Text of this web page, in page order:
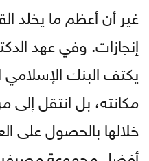
غير أن أعظم ما يخلد
إنجازات. وفي عهد
يكتف البنك الإسلامي
مكانته، بل انتقل إلى
خلالها بالحصول على